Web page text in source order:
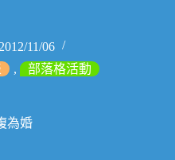
2012/11/06
, 部落格活動
為婚